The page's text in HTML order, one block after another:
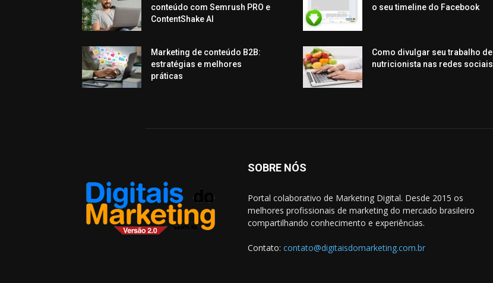
conteúdo com Semrush PRO e
ContentShake AI
Marketing de conteúdo B2B:
estratégias e melhores
práticas
o seu timeline do Facebook
Como divulgar seu trabalho de
nutricionista nas redes sociais
SOBRE NÓS
Portal colaborativo de Marketing Digital. Desde 2015 os
melhores profissionais de marketing do mercado brasileiro
compartilhando conhecimento e experiências.
Contato: contato@digitaisdomarketing.com.br